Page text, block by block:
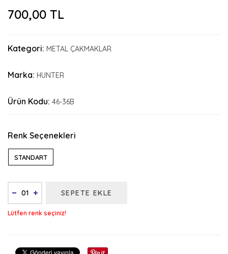
700,00 TL
Kategori: METAL ÇAKMAKLAR
Marka: HUNTER
Ürün Kodu: 46-36B
Renk Seçenekleri
STANDART
SEPETE EKLE
Lütfen renk seçiniz!